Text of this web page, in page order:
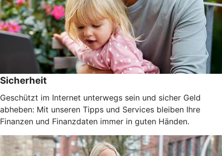
Sicherheit
Geschützt im Internet unterwegs sein und sicher Geld
abheben: Mit unseren Tipps und Services bleiben Ihre
Finanzen und Finanzdaten immer in guten Händen.